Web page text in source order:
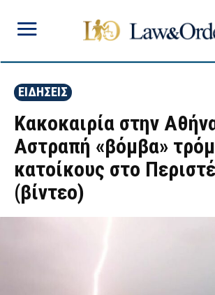
ΕΙΔΗΣΕΙΣ
Κακοκαιρία στην
Αστραπή «βόμβα»
κατοίκους στο
(βίντεο)